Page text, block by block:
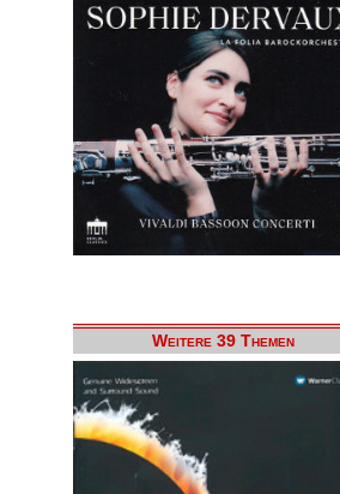
Weitere 39 Themen